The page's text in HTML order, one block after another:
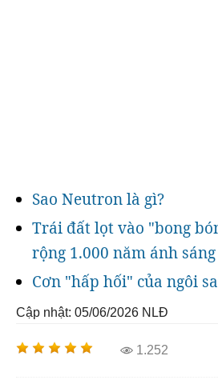
Sao Neutron là gì?
Trái đất lọt vào "bong
rộng 1.000 năm ánh sáng
Cơn "hấp hối" của ngôi
Cập nhật: 05/06/2026 NLĐ
1.252